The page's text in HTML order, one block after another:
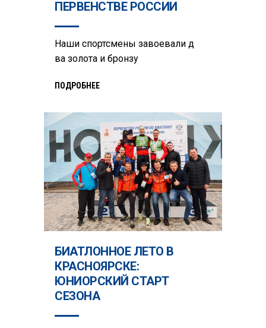
ПЕРВЕНСТВЕ РОССИИ
Наши спортсмены завоевали д
ва золота и бронзу
ПОДРОБНЕЕ
БИАТЛОННОЕ ЛЕТО В
КРАСНОЯРСКЕ:
ЮНИОРСКИЙ СТАРТ
СЕЗОНА